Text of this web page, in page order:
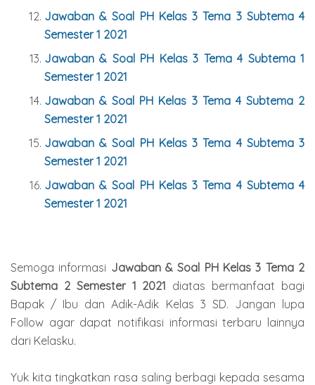
Jawaban & Soal PH Kelas 3 Tema 3 Subtema 4
Semester 1 2021
Jawaban & Soal PH Kelas 3 Tema 4 Subtema 1
Semester 1 2021
Jawaban & Soal PH Kelas 3 Tema 4 Subtema 2
Semester 1 2021
Jawaban & Soal PH Kelas 3 Tema 4 Subtema 3
Semester 1 2021
Jawaban & Soal PH Kelas 3 Tema 4 Subtema 4
Semester 1 2021
Semoga informasi Jawaban & Soal PH Kelas 3 Tema 2
Subtema 2 Semester 1 2021 diatas bermanfaat bagi
Bapak / Ibu dan Adik-Adik Kelas 3 SD. Jangan lupa
Follow agar dapat notifikasi informasi terbaru lainnya
dari Kelasku.
Yuk kita tingkatkan rasa saling berbagi kepada sesama